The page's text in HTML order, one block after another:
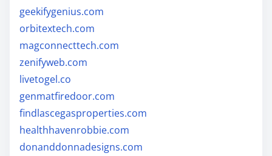
geekifygenius.com
orbitextech.com
magconnecttech.com
zenifyweb.com
livetogel.co
genmatfiredoor.com
findlascegasproperties.com
healthhavenrobbie.com
donanddonnadesigns.com